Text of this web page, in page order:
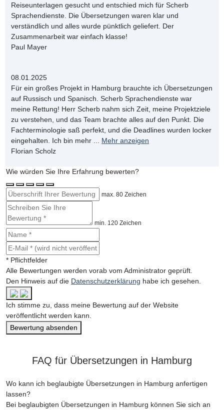
Reiseunterlagen gesucht und entschied mich für Scherb
Sprachendienste. Die Übersetzungen waren klar und
verständlich und alles wurde pünktlich geliefert. Der
Zusammenarbeit war einfach klasse!
Paul Mayer
08.01.2025
Für ein großes Projekt in Hamburg brauchte ich Übersetzungen
auf Russisch und Spanisch. Scherb Sprachendienste war
meine Rettung! Herr Scherb nahm sich Zeit, meine Projektziele
zu verstehen, und das Team brachte alles auf den Punkt. Die
Fachterminologie saß perfekt, und die Deadlines wurden locker
eingehalten. Ich bin mehr
Mehr anzeigen
Florian Scholz
Wie würden Sie Ihre Erfahrung bewerten?
max. 80 Zeichen
min. 120 Zeichen
* Pflichtfelder
Alle Bewertungen werden vorab vom Administrator geprüft.
Den Hinweis auf die Datenschutzerklärung habe ich gesehen.
Ich stimme zu, dass meine Bewertung auf der Website
veröffentlicht werden kann.
Bewertung absenden
FAQ für Übersetzungen in Hamburg
Wo kann ich beglaubigte Übersetzungen in Hamburg anfertigen
lassen?
Bei beglaubigten Übersetzungen in Hamburg können Sie sich an